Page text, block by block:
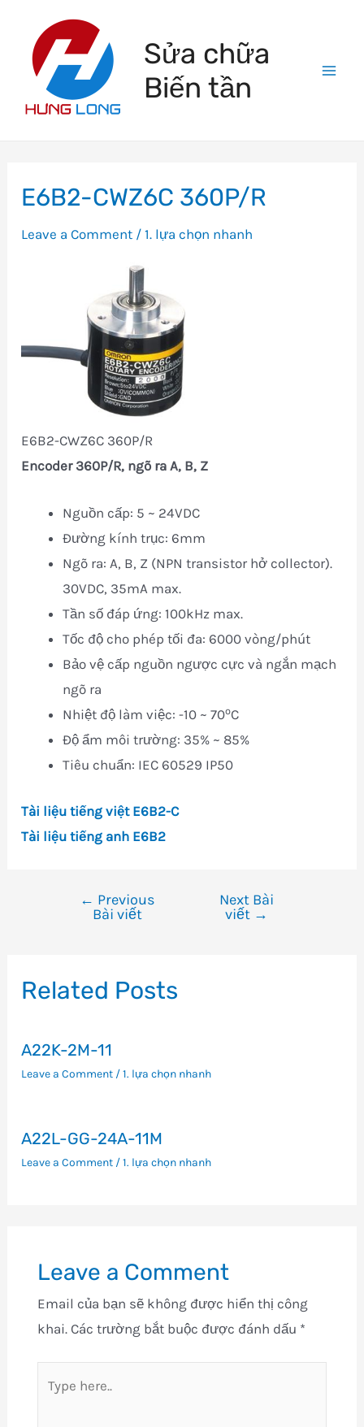
content
Sửa chữa
Biến tần
E6B2-CWZ6C 360P/R
Leave a Comment /1. lựa chọn nhanh
E6B2-CWZ6C 360P/R
Encoder 360P/R, ngõ ra A, B, Z
Nguồn cấp: 5 ~ 24VDC
Đường kính trục: 6mm
Ngõ ra: A, B, Z (NPN transistor hở collector).
30VDC, 35mA max.
Tần số đáp ứng: 100kHz max.
Tốc độ cho phép tối đa: 6000 vòng/phút
Bảo vệ cấp nguồn ngược cực và ngắn mạch
ngõ ra
Nhiệt độ làm việc: -10 ~ 70oC
Độ ẩm môi trường: 35% ~ 85%
Tiêu chuẩn: IEC 60529 IP50
Tài liệu tiếng việt E6B2-C
Tài liệu tiếng anh E6B2
viết
← Previous
Bài viết
Next Bài
viết →
Related Posts
A22K-2M-11
Leave a Comment /1. lựa chọn nhanh
A22L-GG-24A-11M
Leave a Comment /1. lựa chọn nhanh
Leave a Comment
Email của bạn sẽ không được hiển thị công
khai. Các trường bắt buộc được đánh dấu *
here..